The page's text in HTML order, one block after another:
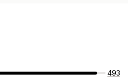
493